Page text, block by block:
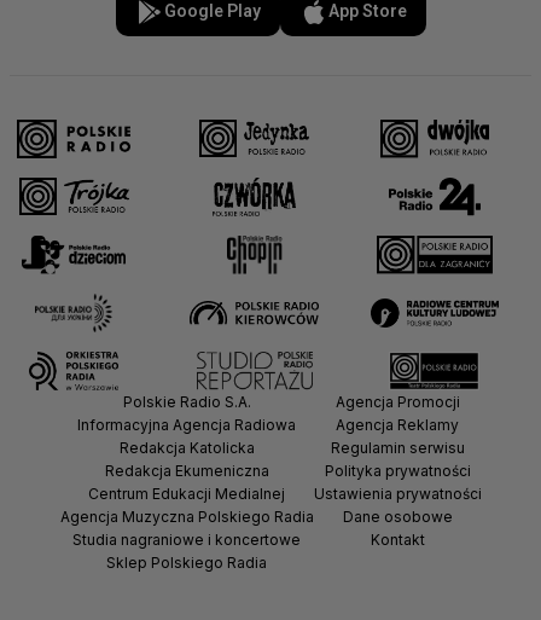
Google Play App Store
Polskie Radio S.A.
Informacyjna Agencja Radiowa
Redakcja Katolicka
Redakcja Ekumeniczna
Centrum Edukacji Medialnej
Agencja Muzyczna Polskiego Radia
Studia nagraniowe i koncertowe
Sklep Polskiego Radia
Agencja Promocji
Agencja Reklamy
Regulamin serwisu
Polityka prywatności
Ustawienia prywatności
Dane osobowe
Kontakt